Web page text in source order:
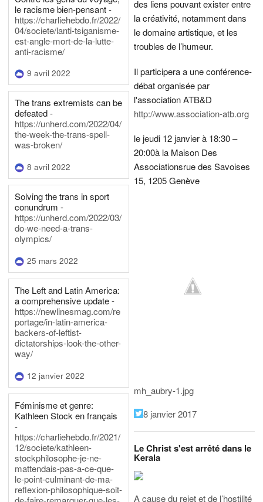
le racisme bien-pensant -
https://charliehebdo.fr/2022/
04/societe/lanti-tsiganisme-
est-angle-mort-de-la-lutte-
anti-racisme/
9 avril 2022
The trans extremists can be
defeated -
https://unherd.com/2022/04/
the-week-the-trans-spell-
was-broken/
8 avril 2022
Solving the trans in sport
conundrum -
https://unherd.com/2022/03/
do-we-need-a-trans-
olympics/
25 mars 2022
The Left and Latin America:
a comprehensive update -
https://newlinesmag.com/re
portage/in-latin-america-
backers-of-leftist-
dictatorships-look-the-other-
way/
12 janvier 2022
Féminisme et genre:
Kathleen Stock en français
-
https://charliehebdo.fr/2021/
12/societe/kathleen-
stockphilosophe-je-ne-
mattendais-pas-a-ce-que-
le-point-culminant-de-ma-
reflexion-philosophique-soit-
des liens pouvant exister entre
la créativité, notamment dans
le domaine artistique, et les
troubles de l’humeur.
Il participera a une conférence-
débat organisée par
l'association ATB&D
http://www.association-atb.org
le jeudi 12 janvier à 18:30 –
20:00à la Maison Des
Associationsrue des Savoises
15, 1205 Genève
mh_aubry-1.jpg
8 janvier 2017
Le Christ s'est arrêté dans le
Kerala
A cause du rejet et de l’hostilité